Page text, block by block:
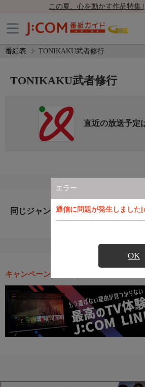
この夏、心を動かす作品特集
番組表 TONIKAKU武者修行
エラー
通信に問題が発生しました
OK
TONIKAKU武者修行
直近の放送予定
同じジャンルのおすすめ番組
キャンペーン・お得な情報